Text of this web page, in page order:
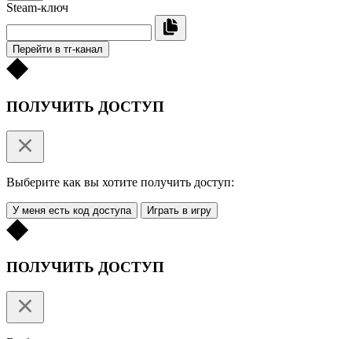
Steam-ключ
Перейти в тг-канал
ПОЛУЧИТЬ ДОСТУП
Выберите как вы хотите получить доступ:
У меня есть код доступа Играть в игру
ПОЛУЧИТЬ ДОСТУП